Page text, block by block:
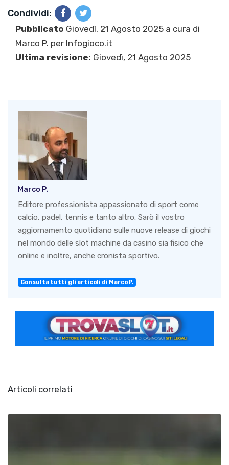
Condividi:
Pubblicato Giovedì, 21 Agosto 2025 a cura di
Marco P. per Infogioco.it
Ultima revisione: Giovedì, 21 Agosto 2025
Marco P.
Editore professionista appassionato di sport come
calcio, padel, tennis e tanto altro. Sarò il vostro
aggiornamento quotidiano sulle nuove release di giochi
nel mondo delle slot machine da casino sia fisico che
online e inoltre, anche cronista sportivo.
Consulta tutti gli articoli di Marco P.
Articoli correlati